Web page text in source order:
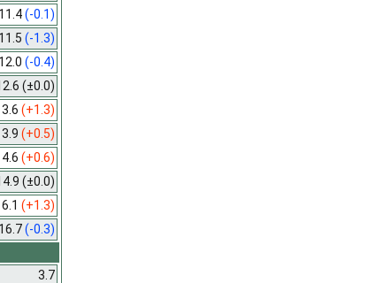
11.4(-0.1)
11.5 (-1.3)
12.0 (-0.4)
(±0.0)
(+1.3)
(+0.5)
(+0.6)
(±0.0)
(+1.3)
16.7(-0.3)
3.7